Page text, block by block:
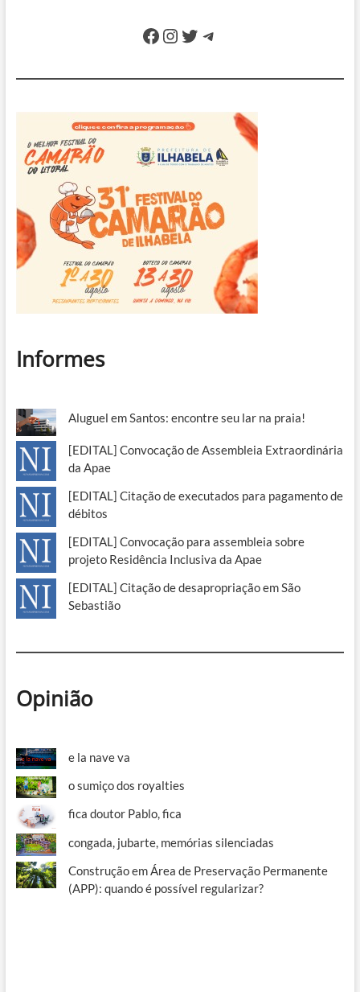
Facebook
Instagram
Twitter
Telegram
Informes
Aluguel em Santos: encontre seu lar na praia!
[EDITAL] Convocação de Assembleia Extraordinária
da Apae
[EDITAL] Citação de executados para pagamento de
débitos
[EDITAL] Convocação para assembleia sobre
projeto Residência Inclusiva da Apae
[EDITAL] Citação de desapropriação em São
Sebastião
Opinião
e la nave va
o sumiço dos royalties
fica doutor Pablo, fica
congada, jubarte, memórias silenciadas
Construção em Área de Preservação Permanente
(APP): quando é possível regularizar?